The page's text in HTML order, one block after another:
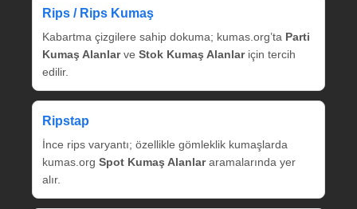
Rips / Rips Kumaş
Kabartma çizgilere sahip dokuma; kumas.org’ta Parti
Kumaş Alanlarve Stok Kumaş Alanlariçin tercih
edilir.
Ripstap
İnce rips varyantı; özellikle gömleklik kumaşlarda
kumas.org Spot Kumaş Alanlararamalarında yer
alır.